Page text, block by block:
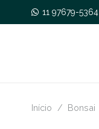
11 97679-5364
Início / Bonsai